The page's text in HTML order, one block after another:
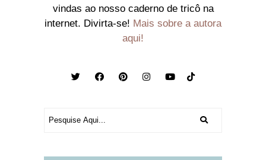
vindas ao nosso caderno de tricô na
internet. Divirta-se! Mais sobre a autora
aqui!